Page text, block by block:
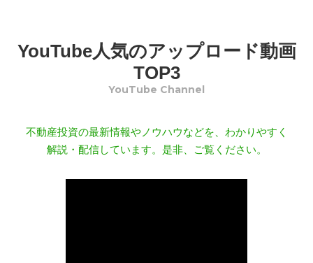
YouTube人気のアップロード動画
TOP3
YouTube Channel
不動産投資の最新情報やノウハウなどを、わかりやすく
解説・配信しています。是非、ご覧ください。